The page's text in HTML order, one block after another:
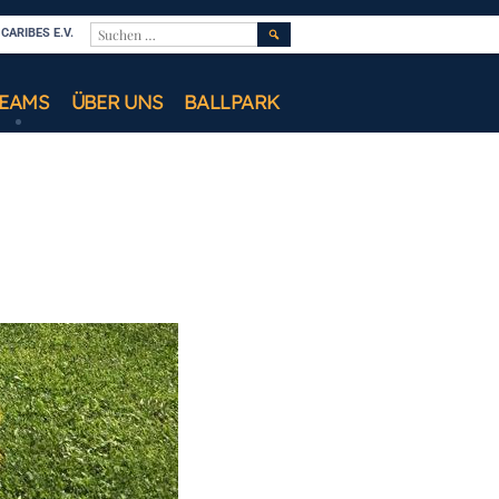
E.V.
ÜBER UNS BALLPARK
SUCHEN